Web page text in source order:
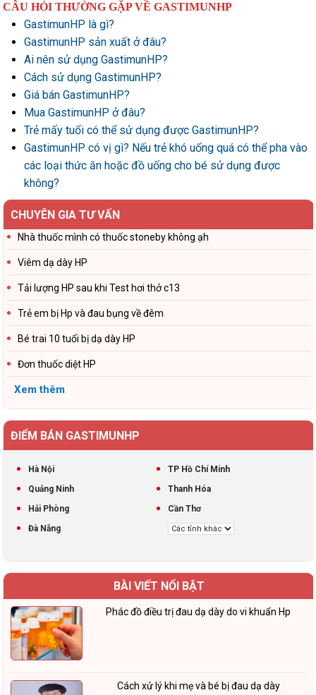
CÂU HỎI THƯỜNG GẶP VỀ GASTIMUNHP
GastimunHP là gì?
GastimunHP sản xuất ở đâu?
Ai nên sử dụng GastimunHP?
Cách sử dụng GastimunHP?
Giá bán GastimunHP?
Mua GastimunHP ở đâu?
Trẻ mấy tuổi có thể sử dụng được GastimunHP?
GastimunHP có vị gì? Nếu trẻ khó uống quá có thể pha vào
các loại thức ăn hoặc đồ uống cho bé sử dụng được
không?
CHUYÊN GIA TƯ VẤN
Nhà thuốc mình có thuốc stoneby không ạh
Viêm dạ dày HP
Tải lượng HP sau khi Test hơi thở c13
Trẻ em bị Hp và đau bụng về đêm
Bé trai 10 tuổi bị dạ dày HP
Đơn thuốc diệt HP
Xem thêm
ĐIỂM BÁN GASTIMUNHP
Hà Nội
TP Hồ Chí Minh
Quảng Ninh
Thanh Hóa
Hải Phòng
Cần Thơ
Đà Nẵng
BÀI VIẾT NỔI BẬT
Phác đồ điều trị đau dạ dày do vi khuẩn Hp
Cách xử lý khi mẹ và bé bị đau dạ dày